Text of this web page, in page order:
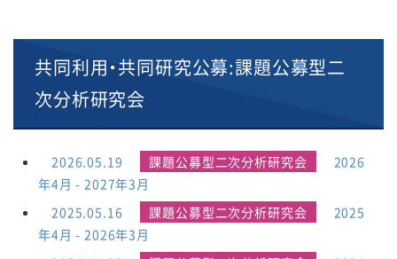
共同利用・共同研究公募:課題公募型二
次分析研究会
2026.05.19 課題公募型二次分析研究会
2026
年4月 - 2027年3月
2025.05.16
課題公募型二次分析研究会
2025
年4月 - 2026年3月